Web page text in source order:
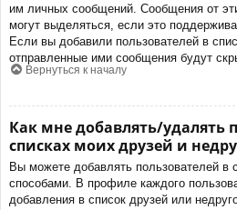
им личных сообщений. Сообщения от
могут выделяться, если это
Если вы добавили пользователей в
отправленные ими сообщения будут
Вернуться к началу
Как мне добавлять/удалять
списках моих друзей и
Вы можете добавлять пользователей в
способами. В профиле каждого
добавления в список друзей или